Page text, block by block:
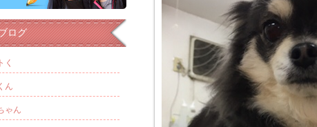
ログ
く
ん
ゃん